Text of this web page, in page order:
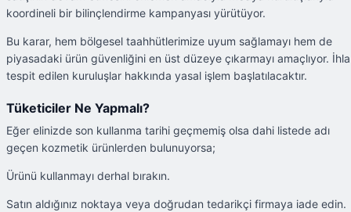
koordineli bir bilinçlendirme kampanyası yürütüyor.
Bu karar, hem bölgesel taahhütlerimize uyum sağlamayı hem de
piyasadaki ürün güvenliğini en üst düzeye çıkarmayı amaçlıyor.
tespit edilen kuruluşlar hakkında yasal işlem başlatılacaktır.
Tüketiciler Ne Yapmalı?
Eğer elinizde son kullanma tarihi geçmemiş olsa dahi listede adı
geçen kozmetik ürünlerden bulunuyorsa;
Ürünü kullanmayı derhal bırakın.
Satın aldığınız noktaya veya doğrudan tedarikçi firmaya iade edin.